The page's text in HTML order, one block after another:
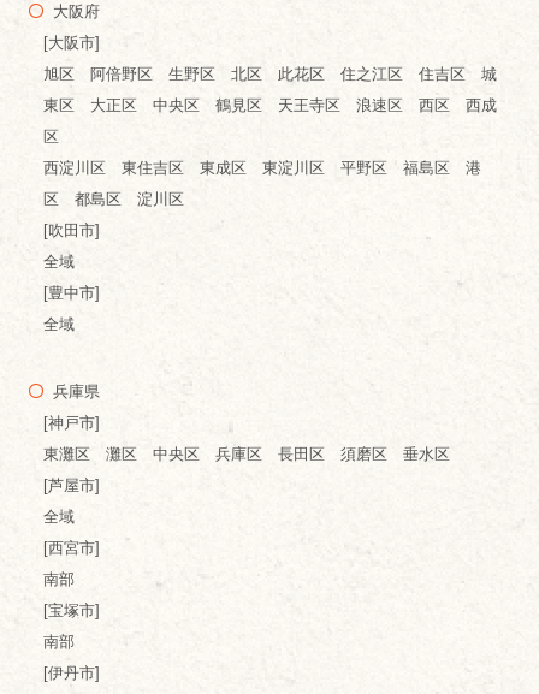
大阪府
[大阪市]
旭区 阿倍野区 生野区 北区 此花区 住之江区 住吉区 城
東区 大正区 中央区 鶴見区 天王寺区 浪速区 西区 西成
区
西淀川区 東住吉区 東成区 東淀川区 平野区 福島区 港
区 都島区 淀川区
[吹田市]
全域
[豊中市]
全域
兵庫県
[神戸市]
東灘区 灘区 中央区 兵庫区 長田区 須磨区 垂水区
[芦屋市]
全域
[西宮市]
南部
[宝塚市]
南部
[伊丹市]